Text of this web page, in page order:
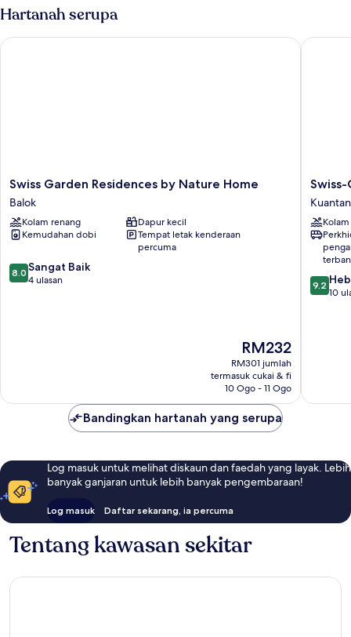
Hartanah serupa
Swiss
Garden
Residences
by
Nature
Balok
Swiss Garden Residences by Nature Home
Balok
Kolam renang
Dapur kecil
Kemudahan dobi
Tempat letak kenderaan
percuma
8.0
daripada
8.0 Sangat Baik
4 ulasan
Harga
ialah
RM232
RM232
RM301 jumlah
termasuk cukai & fi
10 Ogo - 11 Ogo
Swiss Garden Residences by Nature Home
Swiss-
Grand
Beach
Resort
Kuantan
Kuantan
Kuantan
9.2
9.2
10
Swiss-
Bandingkan hartanah yang serupa
Log masuk untuk melihat diskaun dan faedah yang layak. Lebih
banyak ganjaran untuk lebih banyak pengembaraan!
Log masuk Daftar sekarang, ia percuma
Tentang kawasan sekitar